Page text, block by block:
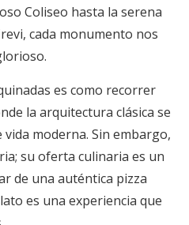
Coliseo hasta la serena
cada monumento nos
es como recorrer
la arquitectura clásica se
moderna. Sin embargo,
su oferta culinaria es un
de una auténtica pizza
es una experiencia que